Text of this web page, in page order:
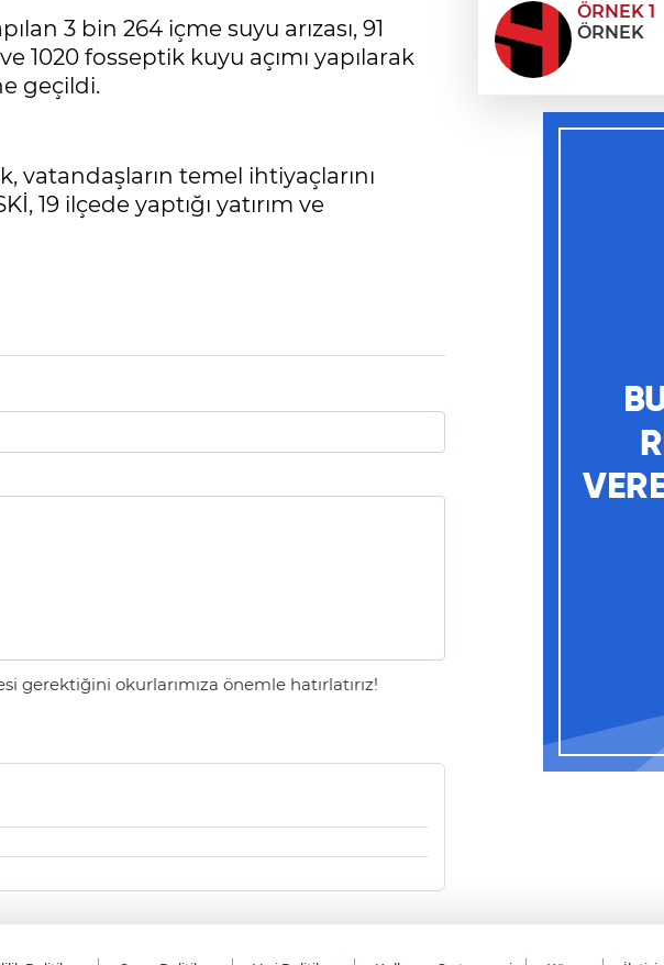
3 bin 264 içme suyu arızası, 91
1020 fosseptik kuyu açımı yapılarak
geçildi.
vatandaşların temel ihtiyaçlarını
19 ilçede yaptığı yatırım ve
okurlarımıza önemle hatırlatırız!
ÖRNEK 1
ÖRNEK